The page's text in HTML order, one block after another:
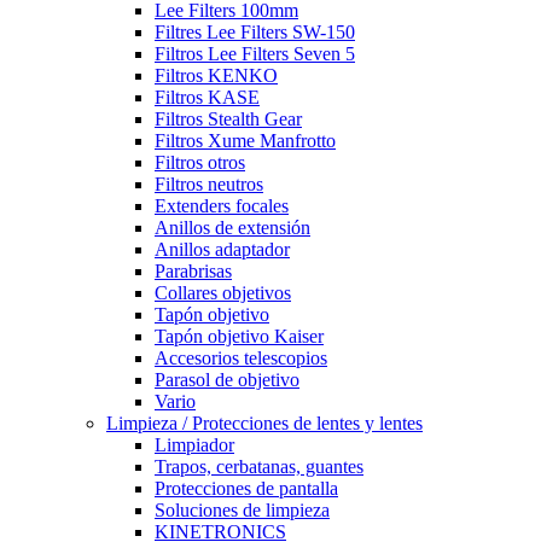
Lee Filters 100mm
Filtres Lee Filters SW-150
Filtros Lee Filters Seven 5
Filtros KENKO
Filtros KASE
Filtros Stealth Gear
Filtros Xume Manfrotto
Filtros otros
Filtros neutros
Extenders focales
Anillos de extensión
Anillos adaptador
Parabrisas
Collares objetivos
Tapón objetivo
Tapón objetivo Kaiser
Accesorios telescopios
Parasol de objetivo
Vario
Limpieza / Protecciones de lentes y lentes
Limpiador
Trapos, cerbatanas, guantes
Protecciones de pantalla
Soluciones de limpieza
KINETRONICS